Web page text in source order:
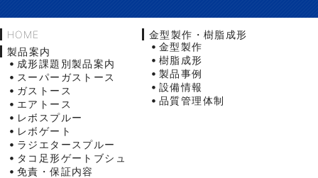
HOME
製品案内
成形課題別製品案内
スーパーガストース
ガストース
エアトース
レボスプルー
レボゲート
ラジエタースプルー
タコ足形ゲートブシュ
免責・保証内容
金型製作・樹脂成形
金型製作
樹脂成形
製品事例
設備情報
品質管理体制